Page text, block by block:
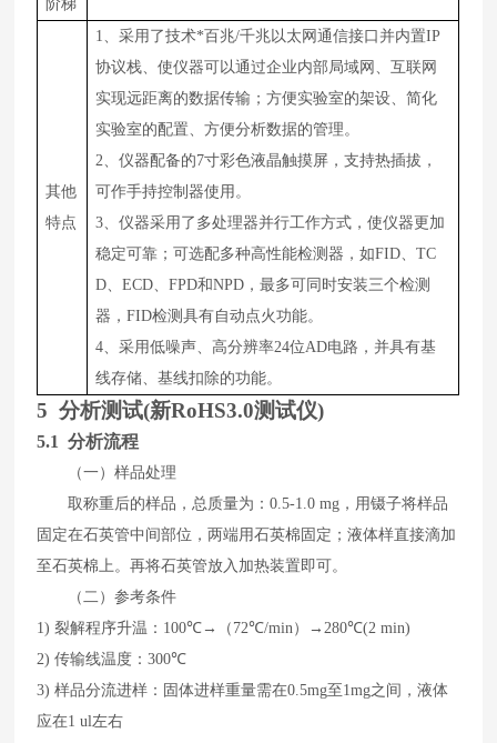
阶梯
其他
特点
1、采用了技术*百兆/千兆以太网通信接口并内置IP
协议栈、使仪器可以通过企业内部局域网、互联网
实现远距离的数据传输；方便实验室的架设、简化
实验室的配置、方便分析数据的管理。
2、仪器配备的7寸彩色液晶触摸屏，支持热插拔，
可作手持控制器使用。
3、仪器采用了多处理器并行工作方式，使仪器更加
稳定可靠；可选配多种高性能检测器，如FID、TC
D、ECD、FPD和NPD，最多可同时安装三个检测
器，FID检测具有自动点火功能。
4、采用低噪声、高分辨率24位AD电路，并具有基
线存储、基线扣除的功能。
5分析测试(新RoHS3.0测试仪)
5.1 分析流程
（一）样品处理
取称重后的样品，总质量为：0.5-1.0 mg ，用镊子将样品
固定在石英管中间部位，两端用石英棉固定；液体样直接滴加
至石英棉上。再将石英管放入加热装置即可。
（二）参考条件
1)裂解程序升温： 100℃→（ 72℃/min）→280℃(2 min)
2)传输线温度：300℃
3)样品分流进样： 固体进样重量需在0.5mg至 1mg之间，液体
应在1 ul左右